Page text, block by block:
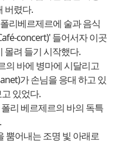
버렸다.
리베르제르에 술과 음식
concert)' 들어서자 이곳
몰려 들기 시작했다.
의 바에 병마에 시달리고
가 손님을 응대 하고 있
있었다.
리 베르제르의 바의 독특
뿜어내는 조명 빛 아래로